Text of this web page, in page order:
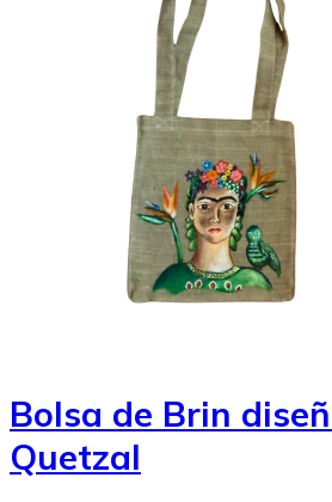
Bolsa de Brin
Quetzal